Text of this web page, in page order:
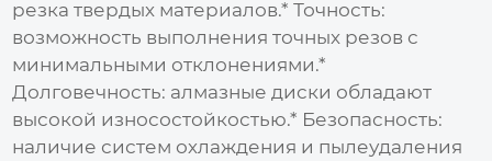
резка твердых материалов.* Точность:
возможность выполнения точных резов с
минимальными отклонениями.*
Долговечность: алмазные диски обладают
высокой износостойкостью.* Безопасность:
наличие систем охлаждения и пылеудаления